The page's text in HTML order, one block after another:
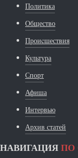
Политика
Общество
Проиcшествия
Культура
Спорт
Афиша
Интервью
Архив статей
НАВИГАЦИЯ ПО